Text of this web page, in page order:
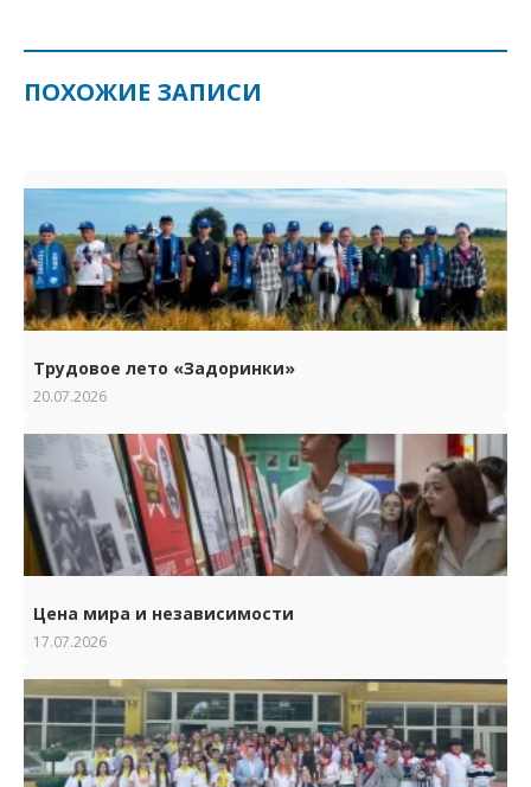
ПОХОЖИЕ ЗАПИСИ
Трудовое лето «Задоринки»
20.07.2026
Цена мира и независимости
17.07.2026